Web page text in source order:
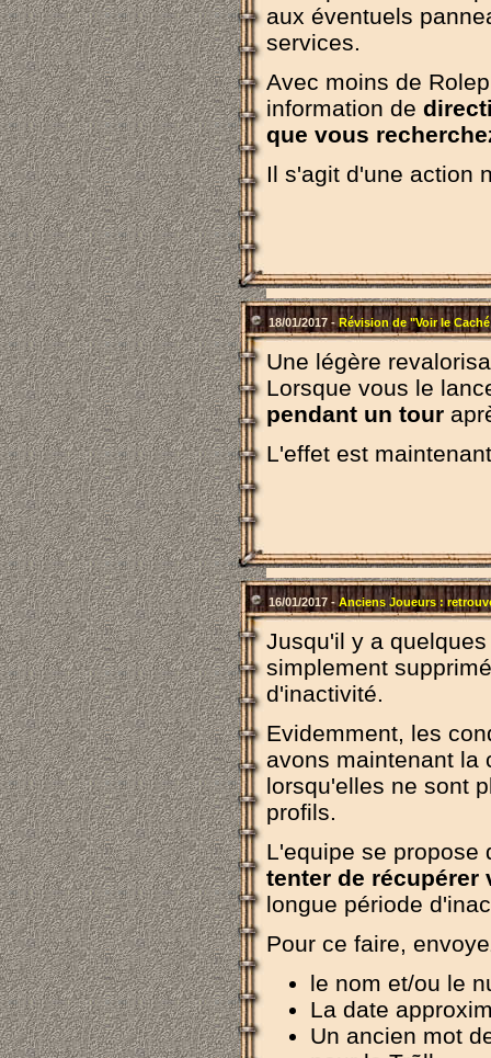
aux éventuels
services.
Avec moins de
information de
que vous
Il s'agit d'une action
18/01/2017 -Révision de "Voir le
Une légère
Lorsque vous le
pendant un tour
L'effet est
16/01/2017 -Anciens Joueurs :
Jusqu'il y a
simplement
d'inactivité.
Evidemment, les
avons maintenant la
lorsqu'elles ne sont
profils.
L'equipe se propose
tenter de récupérer
longue période
Pour ce faire,
le nom et/ou le
La date
Un ancien mot